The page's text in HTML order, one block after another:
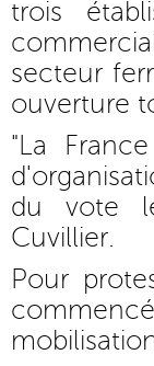
trois
secteur
ouverture
"La
du vote
Cuvillier.
Pour